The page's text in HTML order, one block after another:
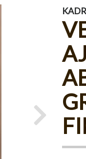
Next